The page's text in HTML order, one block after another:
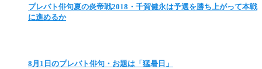
プレバト俳句夏の炎帝戦2018・千賀健永は予選を勝ち上がって本戦
に進めるか
8月1日のプレバト俳句・お題は「猛暑日」